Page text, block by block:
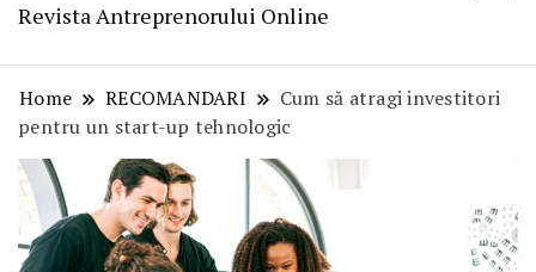
Revista Antreprenorului Online
Home RECOMANDARI
Cum să atragi investitori
pentru un start-up tehnologic